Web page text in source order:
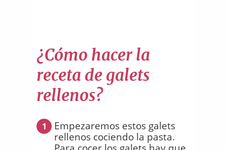
¿Cómo hacer la
receta de galets
rellenos?
1
Empezaremos estos galets
rellenos cociendo la pasta.